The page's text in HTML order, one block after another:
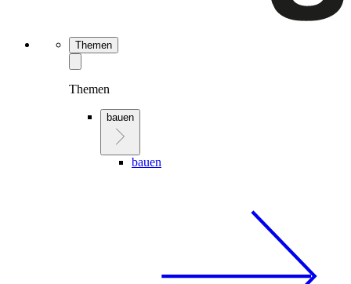
Themen
Themen
bauen
bauen